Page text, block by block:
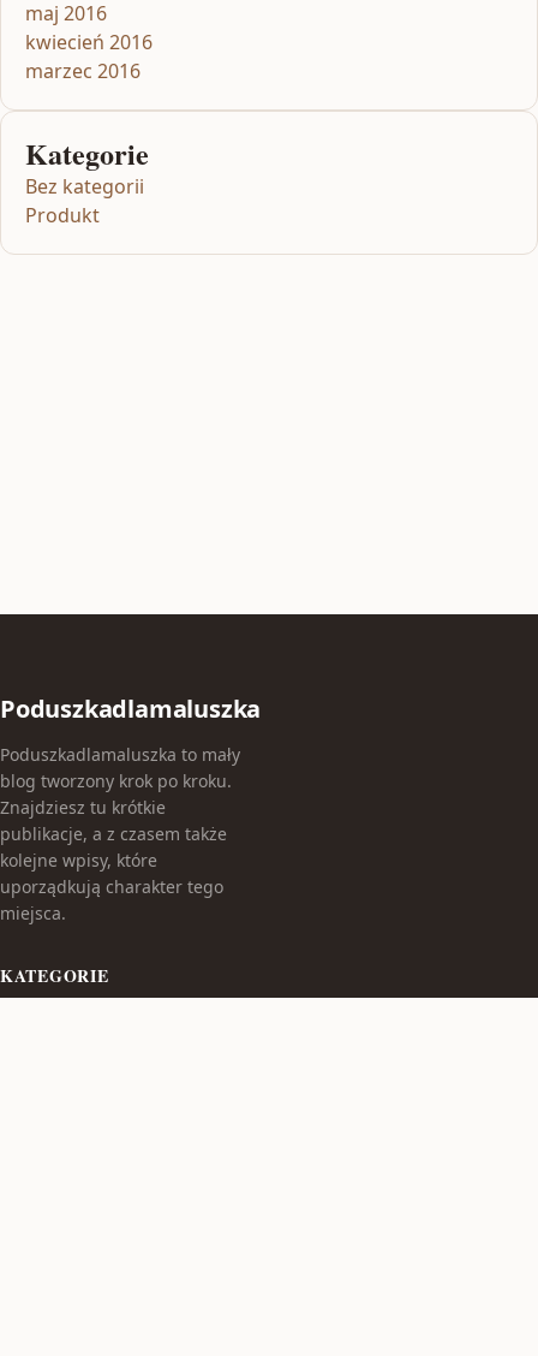
maj 2016
kwiecień 2016
marzec 2016
Kategorie
Bez kategorii
Produkt
Poduszkadlamaluszka
Poduszkadlamaluszka to mały
blog tworzony krok po kroku.
Znajdziesz tu krótkie
publikacje, a z czasem także
kolejne wpisy, które
uporządkują charakter tego
miejsca.
KATEGORIE